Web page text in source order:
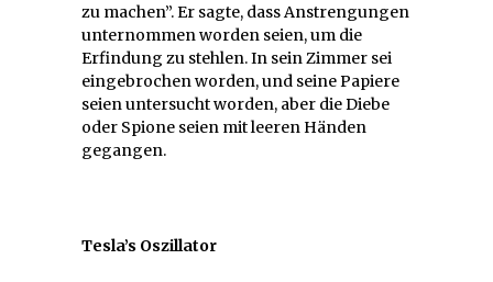
zu machen”. Er sagte, dass Anstrengungen
unternommen worden seien, um die
Erfindung zu stehlen. In sein Zimmer sei
eingebrochen worden, und seine Papiere
seien untersucht worden, aber die Diebe
oder Spione seien mit leeren Händen
gegangen.
Tesla’s Oszillator